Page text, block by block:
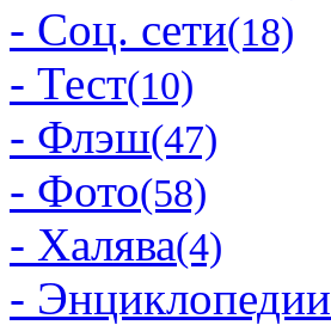
- Соц. сети(18)
- Тест(10)
- Флэш(47)
- Фото(58)
- Халява(4)
- Энциклопедии